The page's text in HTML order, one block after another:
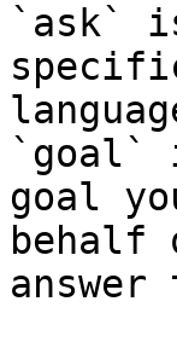
`ask`
`goal`
goal
behalf